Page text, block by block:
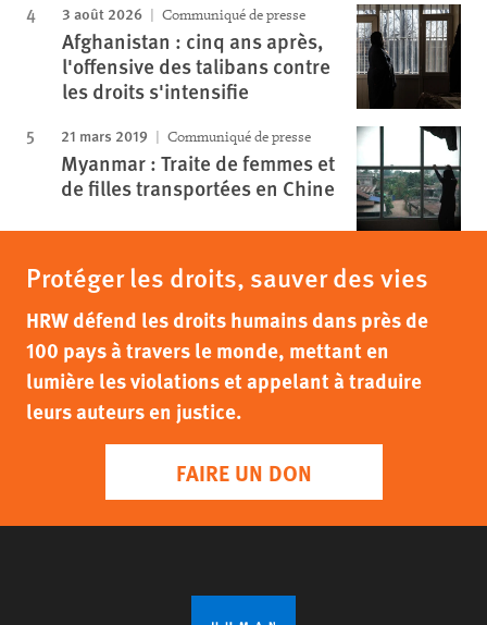
3 août 2026 Communiqué de presse
Afghanistan : cinq ans après,
l'offensive des talibans contre
les droits s'intensifie
21 mars 2019 Communiqué de presse
Myanmar : Traite de femmes et
de filles transportées en Chine
Protéger les droits, sauver des vies
HRW défend les droits humains dans près de
100 pays à travers le monde, mettant en
lumière les violations et appelant à traduire
leurs auteurs en justice.
FAIRE UN DON